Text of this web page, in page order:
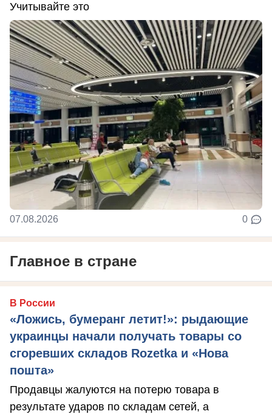
Учитывайте это
07.08.2026 0
Главное в стране
В России
«Ложись, бумеранг летит!»: рыдающие
украинцы начали получать товары со
сгоревших складов Rozetka и «Нова
пошта»
Продавцы жалуются на потерю товара в
результате ударов по складам сетей, а